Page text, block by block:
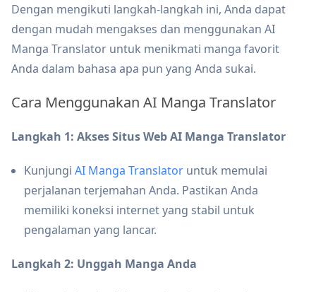
Dengan mengikuti langkah-langkah ini, Anda dapat
dengan mudah mengakses dan menggunakan AI
Manga Translator untuk menikmati manga favorit
Anda dalam bahasa apa pun yang Anda sukai.
Cara Menggunakan AI Manga Translator
Langkah 1: Akses Situs Web AI Manga Translator
Kunjungi AI Manga Translator untuk memulai
perjalanan terjemahan Anda. Pastikan Anda
memiliki koneksi internet yang stabil untuk
pengalaman yang lancar.
Langkah 2: Unggah Manga Anda